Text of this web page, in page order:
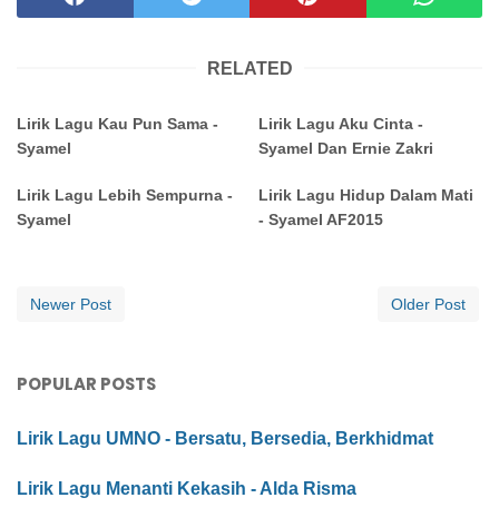
RELATED
Lirik Lagu Kau Pun Sama -
Syamel
Lirik Lagu Aku Cinta -
Syamel Dan Ernie Zakri
Lirik Lagu Lebih Sempurna -
Syamel
Lirik Lagu Hidup Dalam Mati
- Syamel AF2015
Newer Post Older Post
POPULAR POSTS
Lirik Lagu UMNO - Bersatu, Bersedia, Berkhidmat
Lirik Lagu Menanti Kekasih - Alda Risma